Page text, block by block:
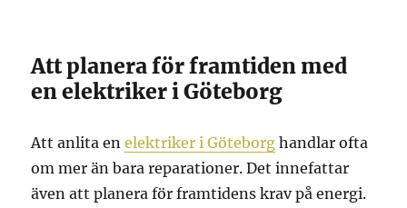
Att planera för framtiden med
en elektriker i Göteborg
Att anlita enelektriker i Göteborg handlar ofta
om mer än bara reparationer. Det innefattar
även att planera för framtidens krav på energi.